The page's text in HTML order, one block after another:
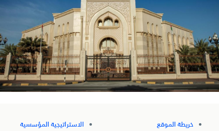
خريطة الموقع
الاستراتيجية المؤسسية